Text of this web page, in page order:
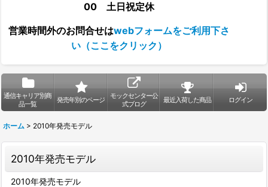
00 土日祝定休
営業時間外のお問合せはwebフォームをご利用下さ
い（ここをクリック）
通信キャリア別商
品一覧
発売年別のページ
モックセンター公
式ブログ
最近入荷した商品 ログイン
ホーム > 2010年発売モデル
2010年発売モデル
2010年発売モデル